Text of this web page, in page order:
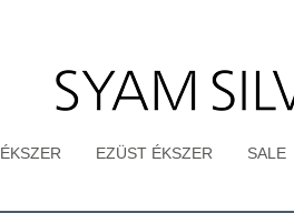
ÉKSZER EZÜST ÉKSZER SALE